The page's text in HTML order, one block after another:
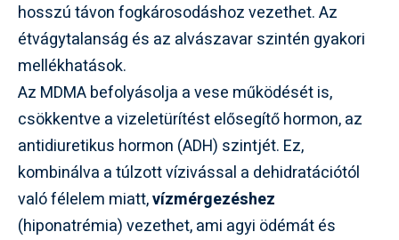
hosszú távon fogkárosodáshoz vezethet. Az
étvágytalanság és az alvászavar szintén gyakori
mellékhatások.
Az MDMA befolyásolja a vese működését is,
csökkentve a vizeletürítést elősegítő hormon, az
antidiuretikus hormon (ADH) szintjét. Ez,
kombinálva a túlzott vízivással a dehidratációtól
való félelem miatt,vízmérgezéshez
(hiponatrémia) vezethet, ami agyi ödémát és